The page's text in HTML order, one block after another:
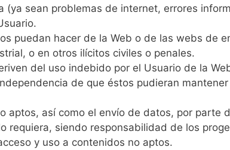
sean problemas de internet, errores
puedan hacer de la Web o de las webs de
o en otros ilícitos civiles o penales.
del uso indebido por el Usuario de la
de que éstos pudieran
aptos, así como el envío de datos, por parte
requiera, siendo responsabilidad de los
y uso a contenidos no aptos.